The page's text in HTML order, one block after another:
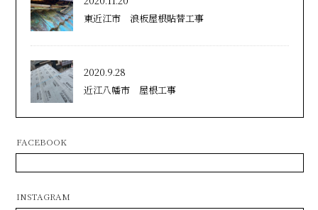
東近江市 浪板屋根貼替工事
2020.9.28
近江八幡市 屋根工事
FACEBOOK
INSTAGRAM